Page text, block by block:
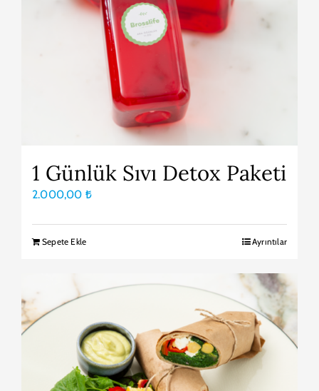
1 Günlük Sıvı Detox Paketi
2.000,00 ₺
Sepete Ekle Ayrıntılar